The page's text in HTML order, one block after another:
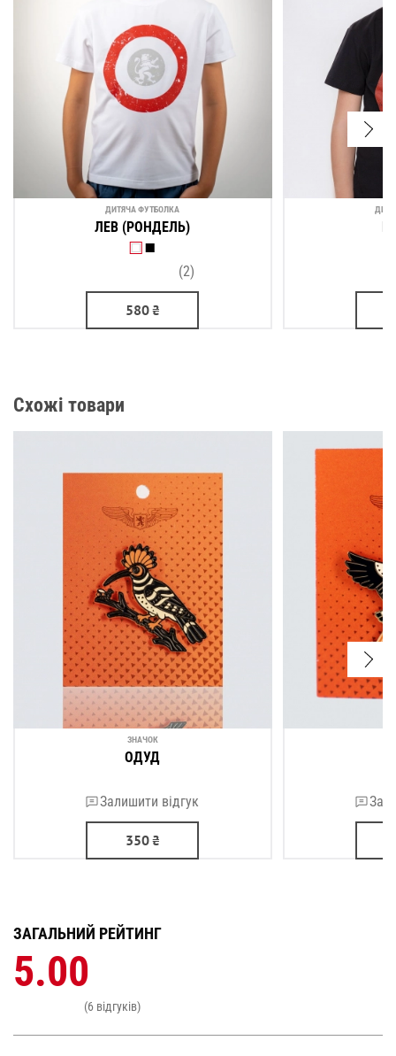
ДИТЯЧА ФУТБОЛКА
ЛЕВ (РОНДЕЛЬ)
(2)
580₴
Схожі товари
ЗНАЧОК
ОДУД
Залишити відгук
350₴
ЗАГАЛЬНИЙ РЕЙТИНГ
5.00
(6 відгуків)